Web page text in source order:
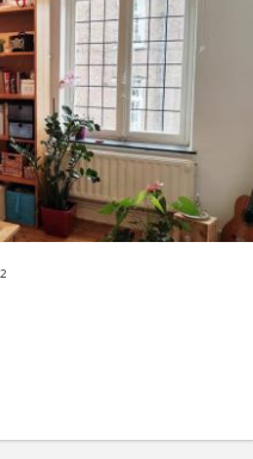
other rooms already rented)
occupied during the day by 2
floor. Advertisement on line =
30/08/2025 Wooden floors,
rooms. Interior courtyard,...